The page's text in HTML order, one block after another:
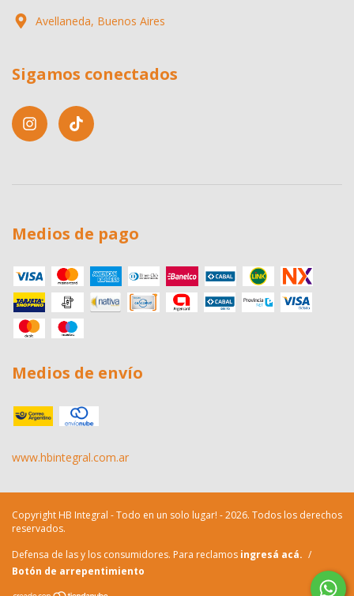
Avellaneda, Buenos Aires
Sigamos conectados
Medios de pago
Medios de envío
www.hbintegral.com.ar
Copyright HB Integral - Todo en un solo lugar! - 2026. Todos los derechos
reservados.
Defensa de las y los consumidores. Para reclamos ingresá acá. /
Botón de arrepentimiento